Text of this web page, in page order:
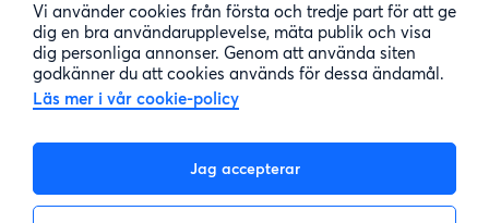
Vi använder cookies från första och tredje part för att ge
dig en bra användarupplevelse, mäta publik och visa
dig personliga annonser. Genom att använda siten
godkänner du att cookies används för dessa ändamål.
Läs mer i vår cookie-policy
Jag accepterar
Sitemap
Kundtjänst